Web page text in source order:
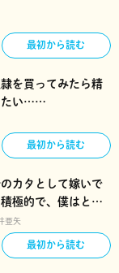
最初から読む
を買ってみたら精
たい……
最初から読む
カタとして嫁いで
極的で、僕はとっ
亜矢
最初から読む